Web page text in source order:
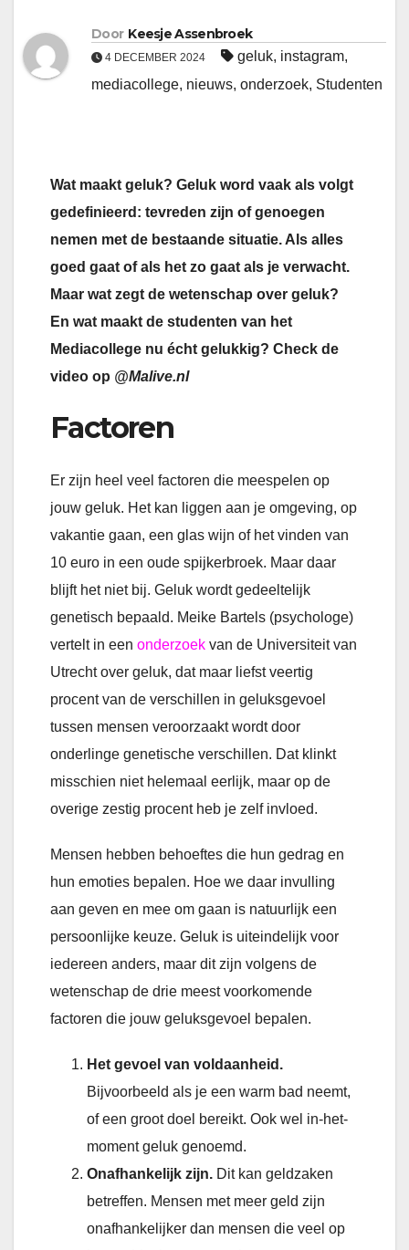
Door Keesje Assenbroek
4 DECEMBER 2024 geluk, instagram,
mediacollege, nieuws, onderzoek, Studenten
Wat maakt geluk? Geluk word vaak als volgt
gedefinieerd: tevreden zijn of genoegen
nemen met de bestaande situatie. Als alles
goed gaat of als het zo gaat als je verwacht.
Maar wat zegt de wetenschap over geluk?
En wat maakt de studenten van het
Mediacollege nu écht gelukkig? Check de
video op @Malive.nl
Factoren
Er zijn heel veel factoren die meespelen op
jouw geluk. Het kan liggen aan je omgeving, op
vakantie gaan, een glas wijn of het vinden van
10 euro in een oude spijkerbroek. Maar daar
blijft het niet bij. Geluk wordt gedeeltelijk
genetisch bepaald. Meike Bartels (psychologe)
vertelt in een onderzoek van de Universiteit van
Utrecht over geluk, dat maar liefst veertig
procent van de verschillen in geluksgevoel
tussen mensen veroorzaakt wordt door
onderlinge genetische verschillen. Dat klinkt
misschien niet helemaal eerlijk, maar op de
overige zestig procent heb je zelf invloed.
Mensen hebben behoeftes die hun gedrag en
hun emoties bepalen. Hoe we daar invulling
aan geven en mee om gaan is natuurlijk een
persoonlijke keuze. Geluk is uiteindelijk voor
iedereen anders, maar dit zijn volgens de
wetenschap de drie meest voorkomende
factoren die jouw geluksgevoel bepalen.
Het gevoel van voldaanheid.
Bijvoorbeeld als je een warm bad neemt,
of een groot doel bereikt. Ook wel in-het-
moment geluk genoemd.
Onafhankelijk zijn. Dit kan geldzaken
betreffen. Mensen met meer geld zijn
onafhankelijker dan mensen die veel op